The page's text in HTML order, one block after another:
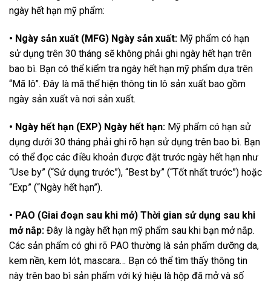
ngày hết hạn mỹ phẩm:
• Ngày sản xuất (MFG) Ngày sản xuất: Mỹ phẩm có hạn
sử dụng trên 30 tháng sẽ không phải ghi ngày hết hạn trên
bao bì. Bạn có thể kiểm tra ngày hết hạn mỹ phẩm dựa trên
“Mã lô”. Đây là mã thể hiện thông tin lô sản xuất bao gồm
ngày sản xuất và nơi sản xuất.
• Ngày hết hạn (EXP) Ngày hết hạn: Mỹ phẩm có hạn sử
dụng dưới 30 tháng phải ghi rõ hạn sử dụng trên bao bì. Bạn
có thể đọc các điều khoản được đặt trước ngày hết hạn như
“Use by” (“Sử dụng trước”), “Best by” (“Tốt nhất trước”) hoặc
“Exp” (“Ngày hết hạn”).
• PAO (Giai đoạn sau khi mở) Thời gian sử dụng sau khi
mở nắp: Đây là ngày hết hạn mỹ phẩm sau khi bạn mở nắp.
Các sản phẩm có ghi rõ PAO thường là sản phẩm dưỡng da,
kem nền, kem lót, mascara… Bạn có thể tìm thấy thông tin
này trên bao bì sản phẩm với ký hiệu là hộp đã mở và số